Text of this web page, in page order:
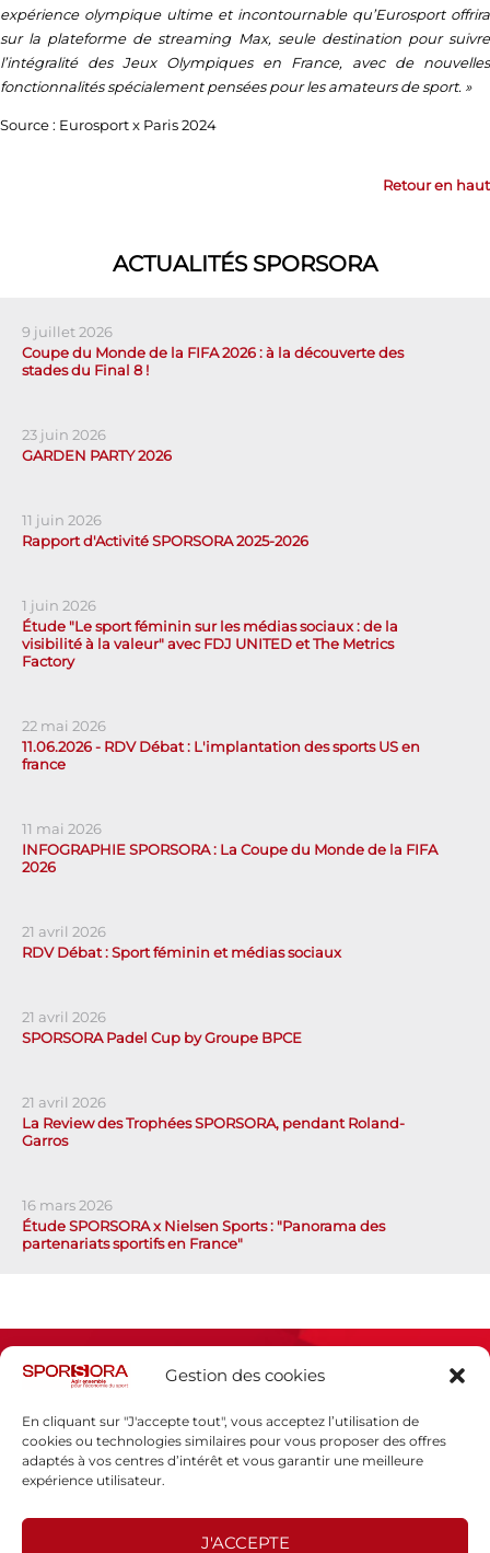
Gestion des cookies
En cliquant sur "J'accepte tout", vous acceptez l’utilisation de
cookies ou technologies similaires pour vous proposer des offres
adaptés à vos centres d’intérêt et vous garantir une meilleure
expérience utilisateur.
J'ACCEPTE
expérience olympique ultime et incontournable qu’Eurosport offrira
sur la plateforme de streaming Max, seule destination pour suivre
l’intégralité des Jeux Olympiques en France, avec de nouvelles
fonctionnalités spécialement pensées pour les amateurs de sport. »
Source : Eurosport x Paris 2024
Retour en haut
ACTUALITÉS SPORSORA
9 juillet 2026
Coupe du Monde de la FIFA 2026 : à la découverte des
stades du Final 8 !
23 juin 2026
GARDEN PARTY 2026
11 juin 2026
Rapport d'Activité SPORSORA 2025-2026
1 juin 2026
Étude "Le sport féminin sur les médias sociaux : de la
visibilité à la valeur" avec FDJ UNITED et The Metrics
Factory
22 mai 2026
11.06.2026 - RDV Débat : L'implantation des sports US en
france
11 mai 2026
INFOGRAPHIE SPORSORA : La Coupe du Monde de la FIFA
2026
21 avril 2026
RDV Débat : Sport féminin et médias sociaux
21 avril 2026
SPORSORA Padel Cup by Groupe BPCE
21 avril 2026
La Review des Trophées SPORSORA, pendant Roland-
Garros
16 mars 2026
Étude SPORSORA x Nielsen Sports : "Panorama des
partenariats sportifs en France"
Espace presse
Politique de confidentialité